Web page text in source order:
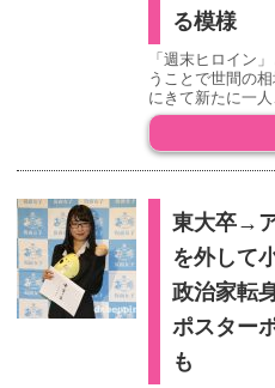
る模様
「週末ヒロイン
うことで世間の
にきて新たに一
東大卒→
を外して
政治家転
ポスター
も